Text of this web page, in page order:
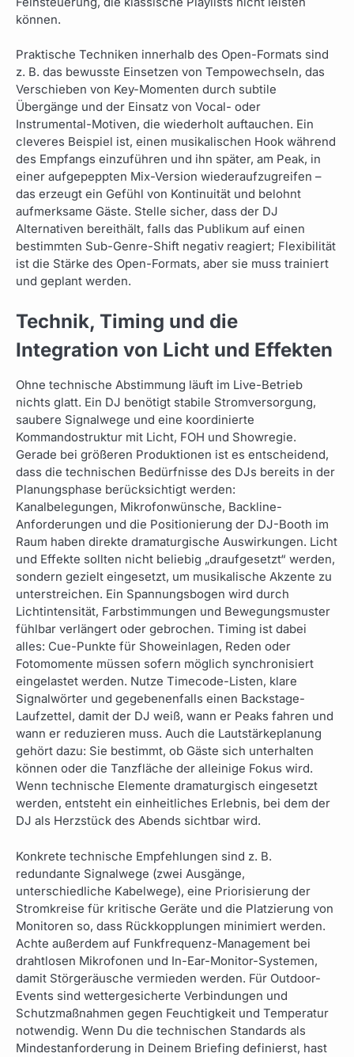
können.
Praktische Techniken innerhalb des Open-Formats sind
z. B. das bewusste Einsetzen von Tempowechseln, das
Verschieben von Key-Momenten durch subtile
Übergänge und der Einsatz von Vocal- oder
Instrumental-Motiven, die wiederholt auftauchen. Ein
cleveres Beispiel ist, einen musikalischen Hook während
des Empfangs einzuführen und ihn später, am Peak, in
einer aufgepeppten Mix-Version wiederaufzugreifen –
das erzeugt ein Gefühl von Kontinuität und belohnt
aufmerksame Gäste. Stelle sicher, dass der DJ
Alternativen bereithält, falls das Publikum auf einen
bestimmten Sub-Genre-Shift negativ reagiert; Flexibilität
ist die Stärke des Open-Formats, aber sie muss trainiert
und geplant werden.
Technik, Timing und die
Integration von Licht und Effekten
Ohne technische Abstimmung läuft im Live-Betrieb
nichts glatt. Ein DJ benötigt stabile Stromversorgung,
saubere Signalwege und eine koordinierte
Kommandostruktur mit Licht, FOH und Showregie.
Gerade bei größeren Produktionen ist es entscheidend,
dass die technischen Bedürfnisse des DJs bereits in der
Planungsphase berücksichtigt werden:
Kanalbelegungen, Mikrofonwünsche, Backline-
Anforderungen und die Positionierung der DJ-Booth im
Raum haben direkte dramaturgische Auswirkungen. Licht
und Effekte sollten nicht beliebig „draufgesetzt“ werden,
sondern gezielt eingesetzt, um musikalische Akzente zu
unterstreichen. Ein Spannungsbogen wird durch
Lichtintensität, Farbstimmungen und Bewegungsmuster
fühlbar verlängert oder gebrochen. Timing ist dabei
alles: Cue-Punkte für Showeinlagen, Reden oder
Fotomomente müssen sofern möglich synchronisiert
eingelastet werden. Nutze Timecode-Listen, klare
Signalwörter und gegebenenfalls einen Backstage-
Laufzettel, damit der DJ weiß, wann er Peaks fahren und
wann er reduzieren muss. Auch die Lautstärkeplanung
gehört dazu: Sie bestimmt, ob Gäste sich unterhalten
können oder die Tanzfläche der alleinige Fokus wird.
Wenn technische Elemente dramaturgisch eingesetzt
werden, entsteht ein einheitliches Erlebnis, bei dem der
DJ als Herzstück des Abends sichtbar wird.
Konkrete technische Empfehlungen sind z. B.
redundante Signalwege (zwei Ausgänge,
unterschiedliche Kabelwege), eine Priorisierung der
Stromkreise für kritische Geräte und die Platzierung von
Monitoren so, dass Rückkopplungen minimiert werden.
Achte außerdem auf Funkfrequenz-Management bei
drahtlosen Mikrofonen und In-Ear-Monitor-Systemen,
damit Störgeräusche vermieden werden. Für Outdoor-
Events sind wettergesicherte Verbindungen und
Schutzmaßnahmen gegen Feuchtigkeit und Temperatur
notwendig. Wenn Du die technischen Standards als
Mindestanforderung in Deinem Briefing definierst, hast